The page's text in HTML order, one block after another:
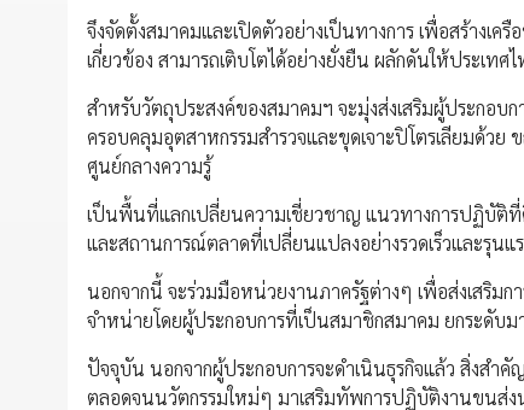
จึงจัดตั้งสมาคมและเปิดตัวอย่างเป็นทางการ เพื่อสร้างเค
เกี่ยวข้อง สามารถเติบโตได้อย่างยั่งยืน ผลักดันให้ประเ
สำหรับวัตถุประสงค์ของสมาคมฯ จะมุ่งส่งเสริมผู้ประกอบ
ครอบคลุมอุตสาหกรรมสำรวจและขุดเจาะปิโตรเลียมด้
ศูนย์กลางความรู้
เป็นพื้นที่แลกเปลี่ยนความเชี่ยวชาญ แนวทางการปฏิบัติที่
และสถานการณ์ตลาดที่เปลี่ยนแปลงอย่างรวดเร็วและรุนแ
นอกจากนี้ จะร่วมมือหน่วยงานภาครัฐต่างๆ เพื่อส่งเสริม
จำหน่ายโดยผู้ประกอบการที่เป็นสมาชิกสมาคม ยกระดับ
ปัจจุบัน นอกจากผู้ประกอบการจะดำเนินธุรกิจแล้ว สิ่งส
ตลอดจนนวัตกรรมใหม่ๆ มาเสริมทัพการปฏิบัติงานขนส่ง